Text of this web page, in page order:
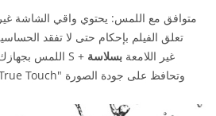
متوافق مع اللمس: يحتوي واقي الشاشة
تعلق الفيلم بإحكام حتى لا تفقد
اللمس بجهازك. تتميز واقيات شاشة الساعة S + غير اللامعة بسلاسة
، وتوفر إحساسًا بـ "True Touch" وتحافظ على جودة الصورة